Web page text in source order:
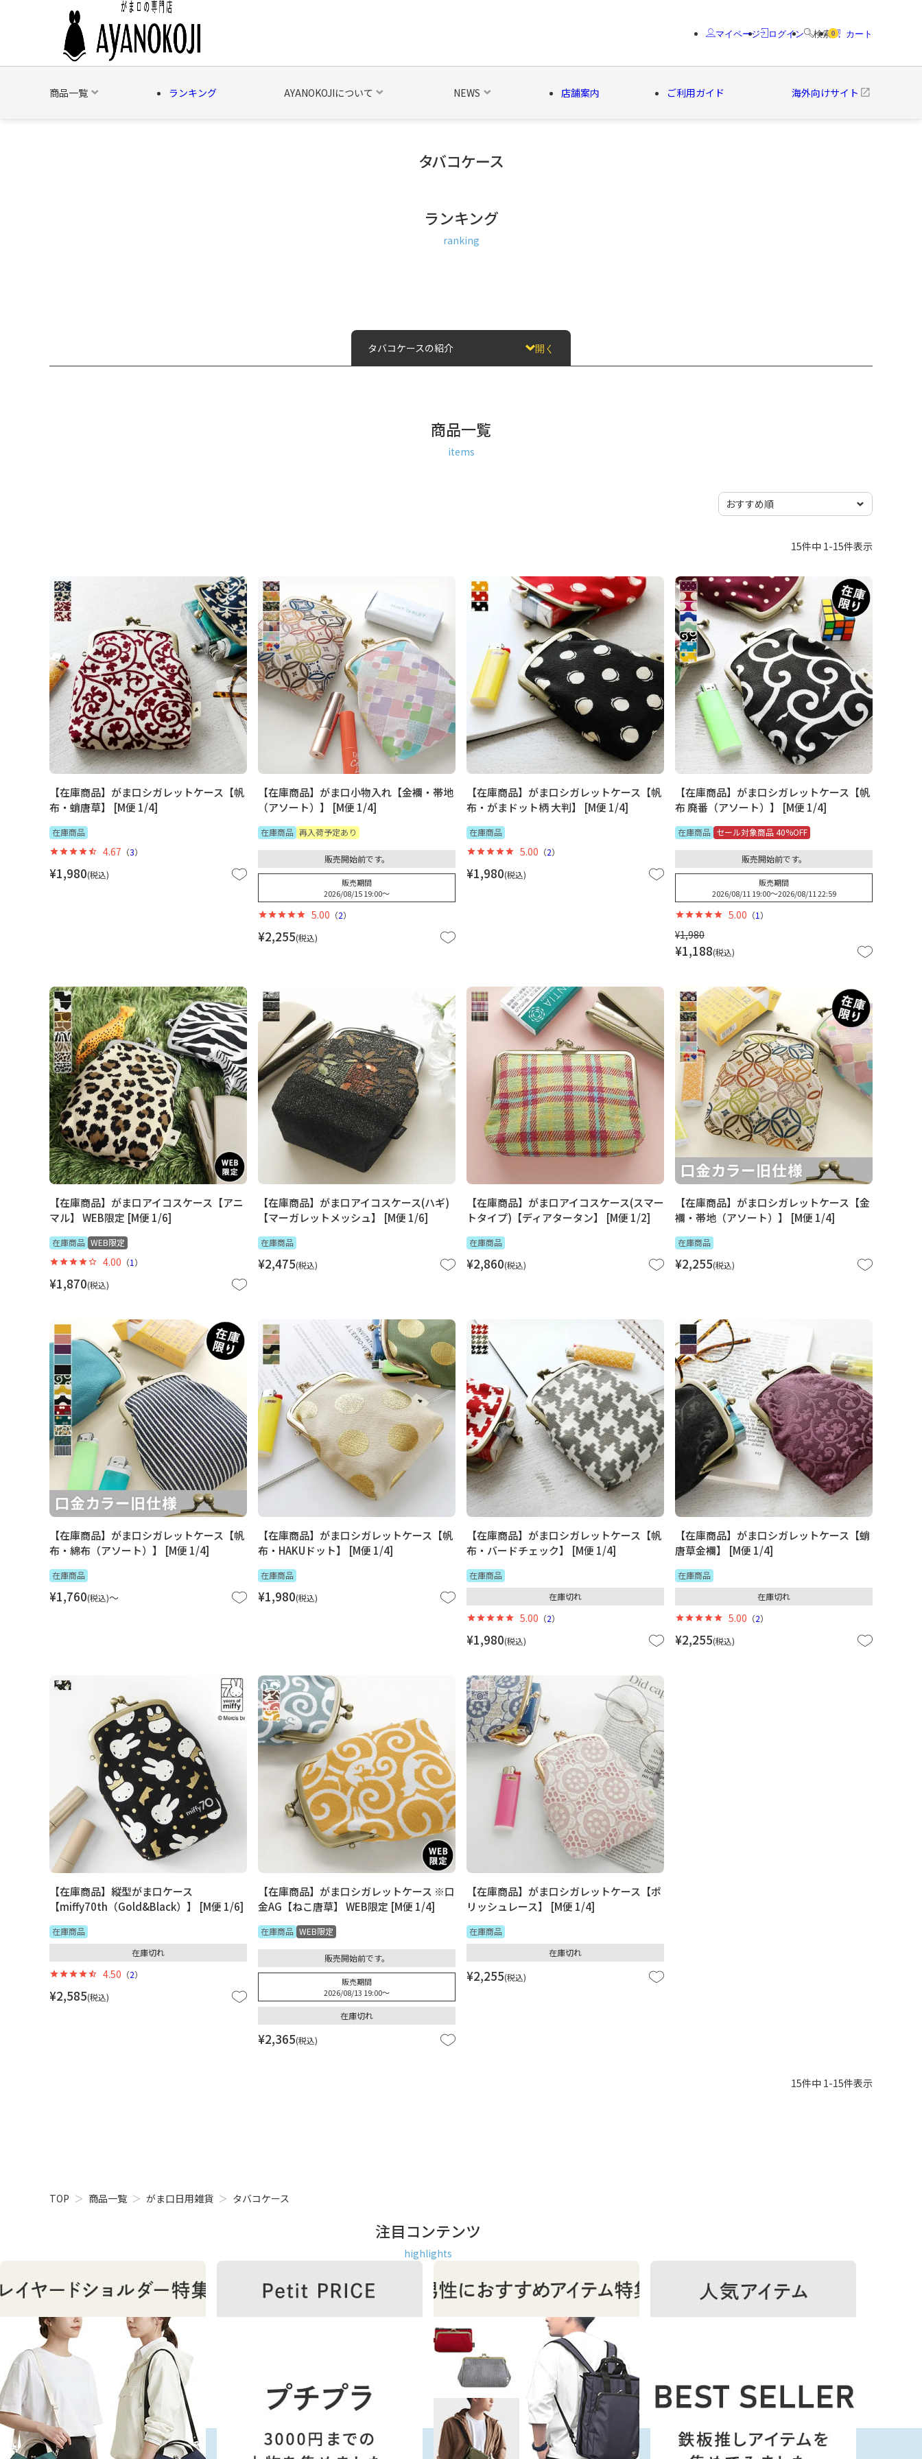
マイページ ログイン 検索 0 カート
商品一覧 ランキング AYANOKOJIについて NEWS 店舗案内 ご利用ガイド 海外向けサイト
ベルト・関連商品 新商品
タバコケース
ランキング
ranking
タバコケースの紹介 開く
商品一覧
items
15件中 1-15件表示
【在庫商品】がま口シガレットケース【帆
布・蛸唐草】 [M便 1/4]
在庫商品
¥1,980 税込
4.67 （3）
【在庫商品】がま口小物入れ【金襴・帯地
（アソート）】 [M便 1/4]
在庫商品 再入荷予定あり
¥2,255 税込
販売開始前です。
販売期間
2026/08/15 19:00〜
5.00 （2）
【在庫商品】がま口シガレットケース【帆
布・がまドット柄 大判】 [M便 1/4]
在庫商品
¥1,980 税込
5.00 （2）
【在庫商品】がま口シガレットケース【帆
布 廃番（アソート）】 [M便 1/4]
在庫商品 セール対象商品 40%OFF
¥1,980
¥1,188 税込
販売開始前です。
販売期間
2026/08/11 19:00〜2026/08/11 22:59
5.00 （1 ）
【在庫商品】がま口アイコスケース【アニ
マル】 WEB限定 [M便 1/6]
在庫商品 WEB限定
¥1,870 税込
4.00 （1 ）
【在庫商品】がま口アイコスケース(ハギ)
【マーガレットメッシュ】 [M便 1/6]
在庫商品
¥2,475 税込
【在庫商品】がま口アイコスケース(スマー
トタイプ)【ディアタータン】 [M便 1/2]
在庫商品
¥2,860 税込
【在庫商品】がま口シガレットケース【金
襴・帯地（アソート）】 [M便 1/4]
在庫商品
¥2,255 税込
【在庫商品】がま口シガレットケース【帆
布・綿布（アソート）】 [M便 1/4]
在庫商品
¥1,760 税込 〜
【在庫商品】がま口シガレットケース【帆
布・HAKUドット】 [M便 1/4]
在庫商品
¥1,980 税込
【在庫商品】がま口シガレットケース【帆
布・バードチェック】 [M便 1/4]
在庫商品
¥1,980 税込
在庫切れ
5.00 （2）
【在庫商品】がま口シガレットケース【蛸
唐草金襴】 [M便 1/4]
在庫商品
¥2,255 税込
在庫切れ
5.00 （2）
【在庫商品】縦型がま口ケース
【miffy70th（Gold&Black）】 [M便 1/6]
在庫商品
¥2,585 税込
在庫切れ
4.50 （2）
【在庫商品】がま口シガレットケース ※口
金AG【ねこ唐草】 WEB限定 [M便 1/4]
在庫商品 WEB限定
¥2,365 税込
販売開始前です。
販売期間
2026/08/13 19:00〜
在庫切れ
【在庫商品】がま口シガレットケース【ポ
リッシュレース】 [M便 1/4]
在庫商品
¥2,255 税込
在庫切れ
15件中 1-15件表示
TOP 商品一覧 がま口日用雑貨 タバコケース
注目コンテンツ
highlights